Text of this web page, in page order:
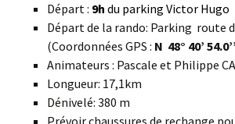
Départ : 9h du parking Victor Hugo
Départ de la rando: Parking route
(Coordonnées GPS : N 48° 40’ 54.0’’
Animateurs : Pascale et Philippe
Longueur: 17,1km
Dénivelé: 380 m
Prévoir chaussures de rechange